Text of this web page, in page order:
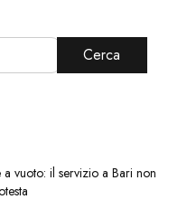
Cerca
vuoto: il servizio a Bari non